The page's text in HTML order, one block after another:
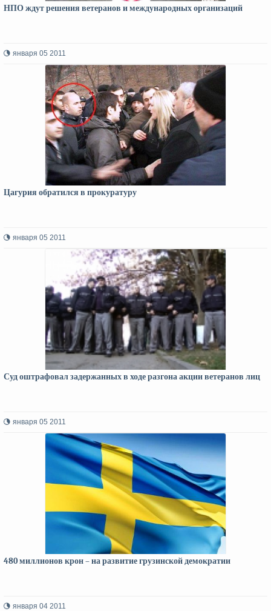
НПО ждут решения ветеранов и международных организаций
января 05 2011
Цагурия обратился в прокуратуру
января 05 2011
Суд оштрафовал задержанных в ходе разгона акции ветеранов лиц
января 05 2011
480 миллионов крон – на развитие грузинской демократии
января 04 2011